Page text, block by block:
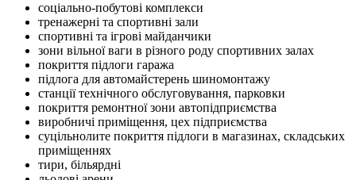
соціально-побутові комплекси
тренажерні та спортивні зали
спортивні та ігрові майданчики
зони вільної ваги в різного роду спортивних залах
покриття підлоги гаража
підлога для автомайстерень шиномонтажу
станції технічного обслуговування, парковки
покриття ремонтної зони автопідприємства
виробничі приміщення, цех підприємства
суцільнолите покриття підлоги в магазинах, складських
приміщеннях
тири, більярдні